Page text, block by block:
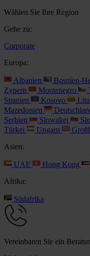
Wählen Sie Ihre Region
Gehe zu:
Corporate
Europa:
Albanien Bosnien-
Zypern
Montenegro
Spanien
Kosovo
Mazedonien
Serbien
Slowakei
Türkei
Ungarn
Asien:
UAE Hong Kong
Afrika:
Südafrika
Vereinbaren Sie ein